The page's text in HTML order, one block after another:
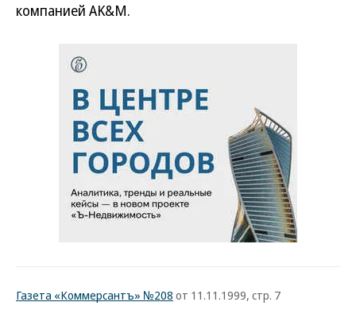
компанией AK&M.
Газета «Коммерсантъ» №208 от 11.11.1999, стр. 7